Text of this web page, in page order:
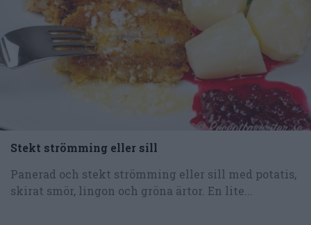
Stekt strömming eller sill
Panerad och stekt strömming eller sill med potatis,
skirat smör, lingon och gröna ärtor. En lite...